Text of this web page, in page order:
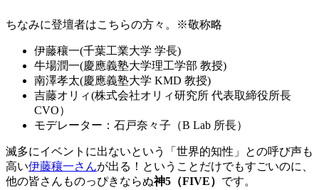
ちなみに登壇者はこちらの方々。※敬称略
伊藤穰一(千葉工業大学 学長)
牛場潤一(慶應義塾大学理工学部 教授)
南澤孝太(慶應義塾大学 KMD 教授)
吉藤オリィ(株式会社オリィ研究所 代表取締役所長
CVO）
モデレーター：石戸奈々子（B Lab 所長）
滅多にイベントに出ないという「世界的知性」との呼び声も
高い伊藤穰一さんが出る！ということだけでもすごいのに、
他の皆さんものっぴきならぬ神5（FIVE） です。